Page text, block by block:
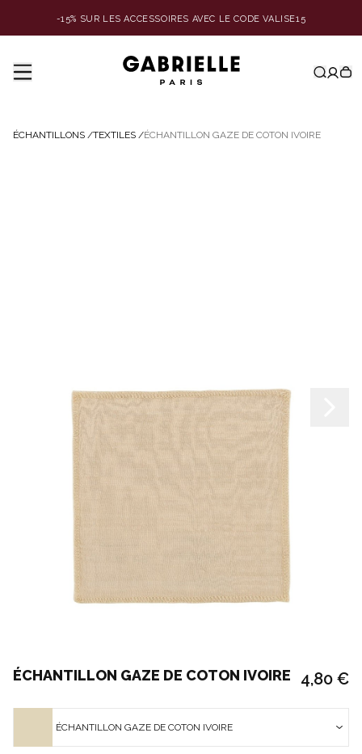
-15% SUR LES ACCESSOIRES AVEC LE CODE VALISE15
ÉCHANTILLONS /TEXTILES /ÉCHANTILLON GAZE DE COTON IVOIRE
ÉCHANTILLON GAZE DE COTON IVOIRE 4,80 €
ÉCHANTILLON GAZE DE COTON IVOIRE